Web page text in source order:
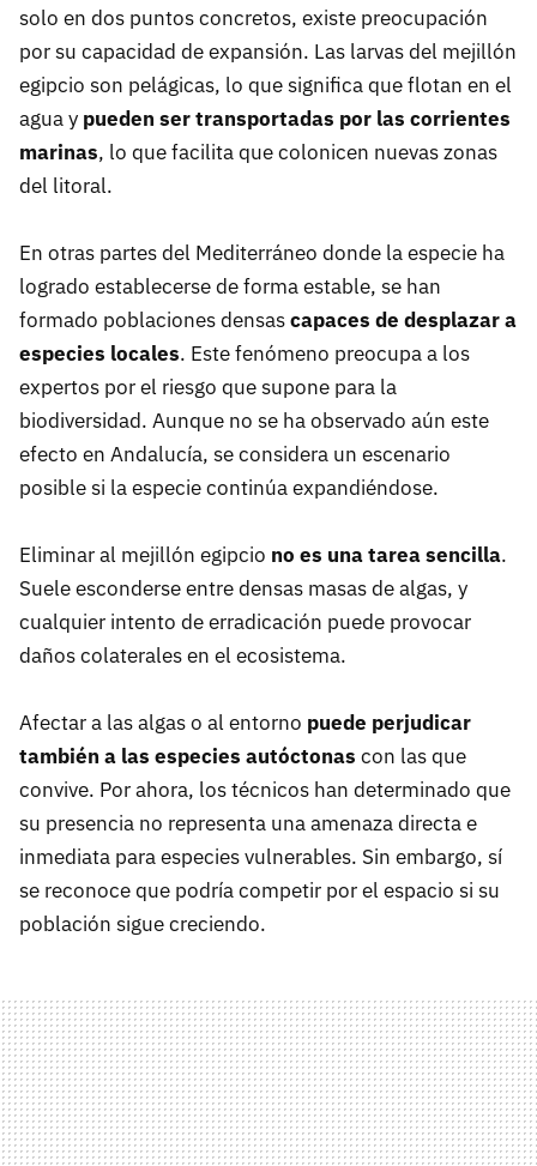
solo en dos puntos concretos, existe preocupación
por su capacidad de expansión. Las larvas del mejillón
egipcio son pelágicas, lo que significa que flotan en el
agua y pueden ser transportadas por las corrientes
marinas, lo que facilita que colonicen nuevas zonas
del litoral.
En otras partes del Mediterráneo donde la especie ha
logrado establecerse de forma estable, se han
formado poblaciones densascapaces de desplazar a
especies locales. Este fenómeno preocupa a los
expertos por el riesgo que supone para la
biodiversidad. Aunque no se ha observado aún este
efecto en Andalucía, se considera un escenario
posible si la especie continúa expandiéndose.
Eliminar al mejillón egipcio no es una tarea sencilla.
Suele esconderse entre densas masas de algas, y
cualquier intento de erradicación puede provocar
daños colaterales en el ecosistema.
Afectar a las algas o al entorno puede perjudicar
también a las especies autóctonas con las que
convive. Por ahora, los técnicos han determinado que
su presencia no representa una amenaza directa e
inmediata para especies vulnerables. Sin embargo, sí
se reconoce que podría competir por el espacio si su
población sigue creciendo.